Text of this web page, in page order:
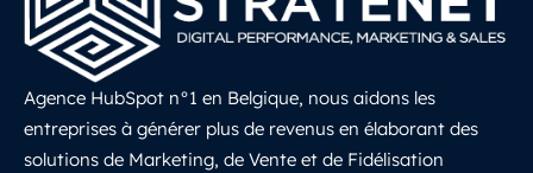
Agence HubSpot n°1 en Belgique, nous aidons les
entreprises à générer plus de revenus en élaborant des
solutions de Marketing, de Vente et de Fidélisation